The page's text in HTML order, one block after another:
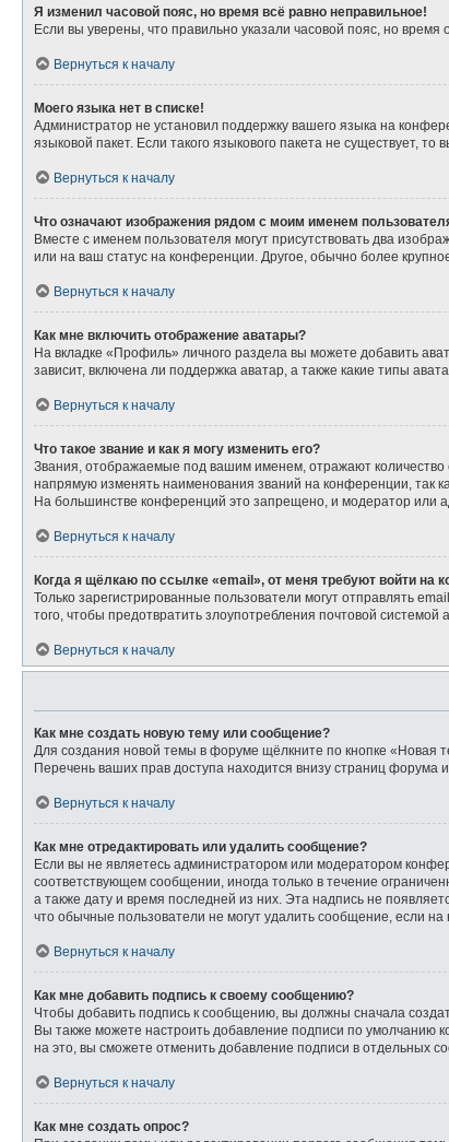
Я изменил часовой пояс, но время всё равно неправильное!
Если вы уверены, что правильно указали часовой пояс, но
Вернуться к началу
Моего языка нет в списке!
Администратор не установил поддержку вашего языка на
языковой пакет. Если такого языкового пакета не существует,
Вернуться к началу
Что означают изображения рядом с моим именем
Вместе с именем пользователя могут присутствовать два
или на ваш статус на конференции. Другое, обычно более
Вернуться к началу
Как мне включить отображение аватары?
На вкладке «Профиль» личного раздела вы можете добавить
зависит, включена ли поддержка аватар, а также какие типы
Вернуться к началу
Что такое звание и как я могу изменить его?
Звания, отображаемые под вашим именем, отражают
напрямую изменять наименования званий на конференции, так
На большинстве конференций это запрещено, и модератор или
Вернуться к началу
Когда я щёлкаю по ссылке «email», от меня требуют войти на
Только зарегистрированные пользователи могут отправлять
того, чтобы предотвратить злоупотребления почтовой
Вернуться к началу
Как мне создать новую тему или сообщение?
Для создания новой темы в форуме щёлкните по кнопке «Новая
Перечень ваших прав доступа находится внизу страниц
Вернуться к началу
Как мне отредактировать или удалить сообщение?
Если вы не являетесь администратором или модератором
соответствующем сообщении, иногда только в течение
а также дату и время последней из них. Эта надпись не
что обычные пользователи не могут удалить сообщение, если на
Вернуться к началу
Как мне добавить подпись к своему сообщению?
Чтобы добавить подпись к сообщению, вы должны сначала
Вы также можете настроить добавление подписи по умолчанию
на это, вы сможете отменить добавление подписи в отдельных
Вернуться к началу
Как мне создать опрос?